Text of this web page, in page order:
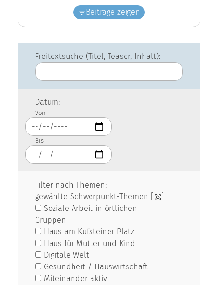
Beiträge zeigen
Freitextsuche (Titel, Teaser, Inhalt):
Datum:
Von
Bis
Filter nach Themen:
gewählte Schwerpunkt-Themen [
Soziale Arbeit in örtlichen
Gruppen
Haus am Kufsteiner Platz
Haus für Mutter und Kind
Digitale Welt
Gesundheit / Hauswirtschaft
Miteinander aktiv